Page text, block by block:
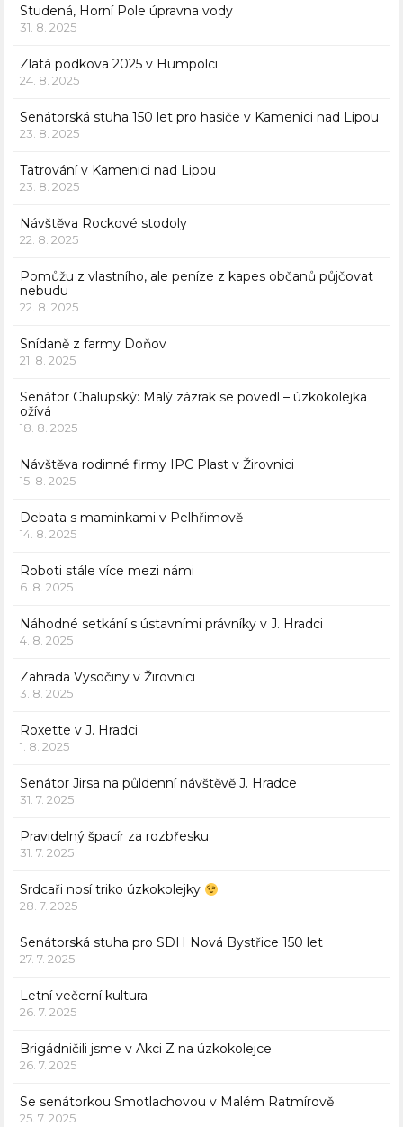
Studená, Horní Pole úpravna vody
31. 8. 2025
Zlatá podkova 2025 v Humpolci
24. 8. 2025
Senátorská stuha 150 let pro hasiče v Kamenici nad Lipou
23. 8. 2025
Tatrování v Kamenici nad Lipou
23. 8. 2025
Návštěva Rockové stodoly
22. 8. 2025
Pomůžu z vlastního, ale peníze z kapes občanů půjčovat
nebudu
22. 8. 2025
Snídaně z farmy Doňov
21. 8. 2025
Senátor Chalupský: Malý zázrak se povedl – úzkokolejka
ožívá
18. 8. 2025
Návštěva rodinné firmy IPC Plast v Žirovnici
15. 8. 2025
Debata s maminkami v Pelhřimově
14. 8. 2025
Roboti stále více mezi námi
6. 8. 2025
Náhodné setkání s ústavními právníky v J. Hradci
4. 8. 2025
Zahrada Vysočiny v Žirovnici
3. 8. 2025
Roxette v J. Hradci
1. 8. 2025
Senátor Jirsa na půldenní návštěvě J. Hradce
31. 7. 2025
Pravidelný špacír za rozbřesku
31. 7. 2025
Srdcaři nosí triko úzkokolejky
28. 7. 2025
Senátorská stuha pro SDH Nová Bystřice 150 let
27. 7. 2025
Letní večerní kultura
26. 7. 2025
Brigádničili jsme v Akci Z na úzkokolejce
26. 7. 2025
Se senátorkou Smotlachovou v Malém Ratmírově
25. 7. 2025